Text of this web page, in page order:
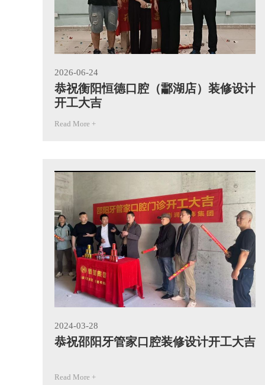
2026-06-24
恭祝衡阳恒德口腔（酃湖店）装修设计
开工大吉
Read More +
2024-03-28
恭祝邵阳牙管家口腔装修设计开工大吉
Read More +